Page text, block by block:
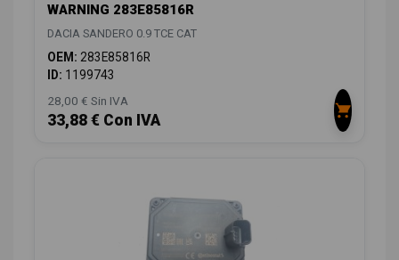
WARNING 283E85816R
DACIA SANDERO 0.9 TCE CAT
OEM: 283E85816R
ID: 1199743
28,00 € Sin IVA
33,88 € Con IVA